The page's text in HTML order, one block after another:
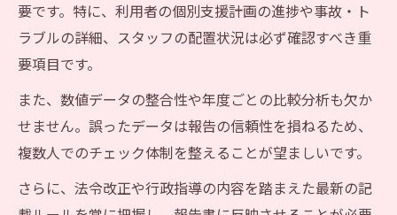
要です。特に、利用者の個別支援計画の進捗や事故・ト
ラブルの詳細、スタッフの配置状況は必ず確認すべき重
要項目です。
また、数値データの整合性や年度ごとの比較分析も欠か
せません。誤ったデータは報告の信頼性を損ねるため、
複数人でのチェック体制を整えることが望ましいです。
さらに、法令改正や行政指導の内容を踏まえた最新の記